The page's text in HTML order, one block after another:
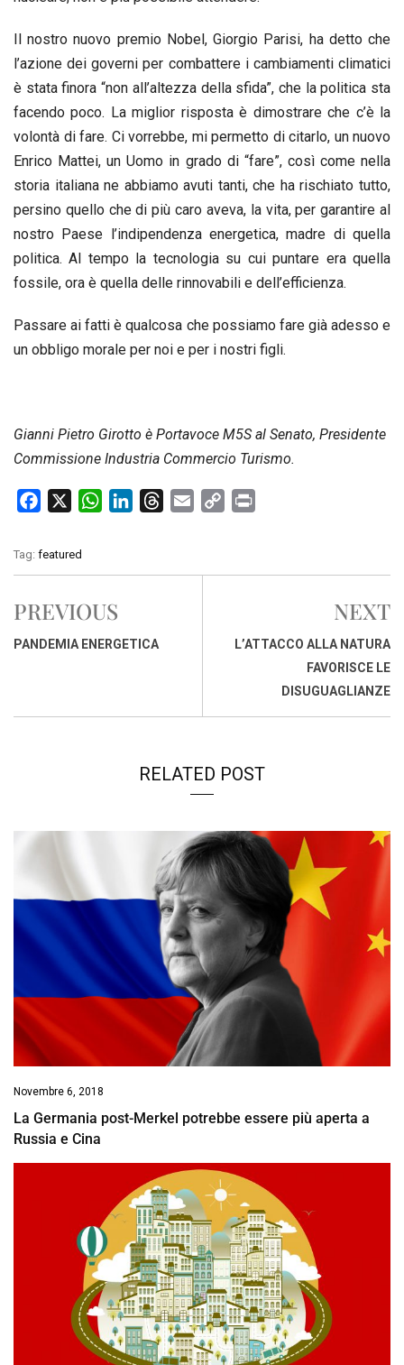
Il nostro nuovo premio Nobel, Giorgio Parisi, ha detto che
l’azione dei governi per combattere i cambiamenti climatici
è stata finora “non all’altezza della sfida”, che la politica sta
facendo poco. La miglior risposta è dimostrare che c’è la
volontà di fare. Ci vorrebbe, mi permetto di citarlo, un nuovo
Enrico Mattei, un Uomo in grado di “fare”, così come nella
storia italiana ne abbiamo avuti tanti, che ha rischiato tutto,
persino quello che di più caro aveva, la vita, per garantire al
nostro Paese l’indipendenza energetica, madre di quella
politica. Al tempo la tecnologia su cui puntare era quella
fossile, ora è quella delle rinnovabili e dell’efficienza.
Passare ai fatti è qualcosa che possiamo fare già adesso e
un obbligo morale per noi e per i nostri figli.
Gianni Pietro Girotto è Portavoce M5S al Senato, Presidente
Commissione Industria Commercio Turismo.
c
e
o
o
W
t
A
p
k
I
e
i
y
n
Tag: featured
PREVIOUS
PANDEMIA ENERGETICA
NEXT
L’ATTACCO ALLA NATURA
FAVORISCE LE
DISUGUAGLIANZE
RELATED POST
Novembre 6, 2018
La Germania post-Merkel potrebbe essere più aperta a
Russia e Cina